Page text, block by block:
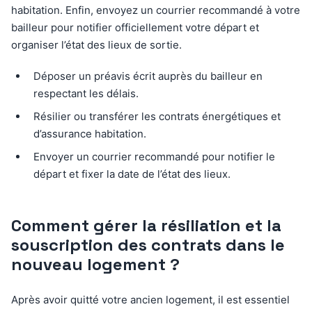
habitation. Enfin, envoyez un courrier recommandé à votre
bailleur pour notifier officiellement votre départ et
organiser l’état des lieux de sortie.
Déposer un préavis écrit auprès du bailleur en
respectant les délais.
Résilier ou transférer les contrats énergétiques et
d’assurance habitation.
Envoyer un courrier recommandé pour notifier le
départ et fixer la date de l’état des lieux.
Comment gérer la résiliation et la
souscription des contrats dans le
nouveau logement ?
Après avoir quitté votre ancien logement, il est essentiel